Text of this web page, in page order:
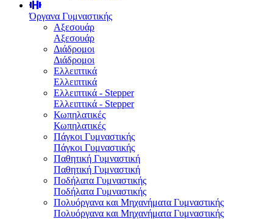
Όργανα Γυμναστικής
Αξεσουάρ
Αξεσουάρ
Διάδρομοι
Διάδρομοι
Ελλειπτικά
Ελλειπτικά
Ελλειπτικά - Stepper
Ελλειπτικά - Stepper
Κωπηλατικές
Κωπηλατικές
Πάγκοι Γυμναστικής
Πάγκοι Γυμναστικής
Παθητική Γυμναστική
Παθητική Γυμναστική
Ποδήλατα Γυμναστικής
Ποδήλατα Γυμναστικής
Πολυόργανα και Μηχανήματα Γυμναστικής
Πολυόργανα και Μηχανήματα Γυμναστικής